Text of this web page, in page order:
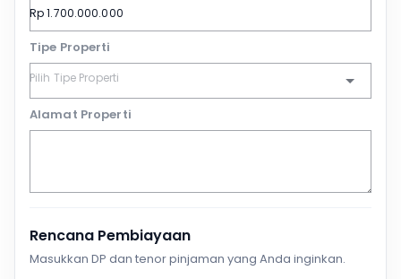
Tipe Properti
Alamat Properti
Rencana Pembiayaan
Masukkan DP dan tenor pinjaman yang Anda inginkan.